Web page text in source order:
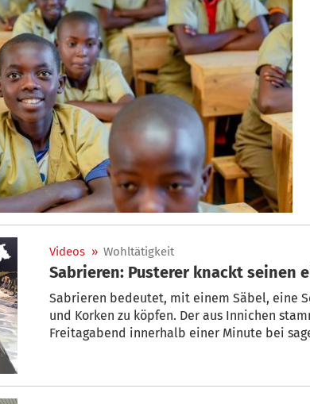
Videos » Wohltätigkeit
Sabrieren: Pusterer knackt seinen
Sabrieren bedeutet, mit einem Säbel, eine
und Korken zu köpfen. Der aus Innichen
Freitagabend innerhalb einer Minute bei